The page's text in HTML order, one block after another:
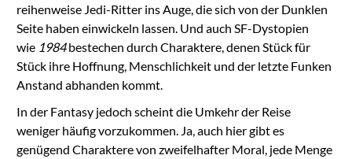
reihenweise Jedi-Ritter ins Auge, die sich von der Dunklen
Seite haben einwickeln lassen. Und auch SF-Dystopien
wie 1984bestechen durch Charaktere, denen Stück für
Stück ihre Hoffnung, Menschlichkeit und der letzte Funken
Anstand abhanden kommt.
In der Fantasy jedoch scheint die Umkehr der Reise
weniger häufig vorzukommen. Ja, auch hier gibt es
genügend Charaktere von zweifelhafter Moral, jede Menge